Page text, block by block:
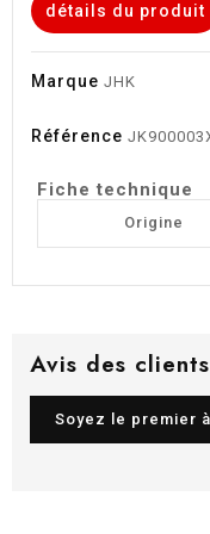
détails du produit
Marque JHK
Référence
Fiche technique
Origine
Avis des clients
Soyez le premier